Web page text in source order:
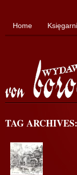
Home
TAG